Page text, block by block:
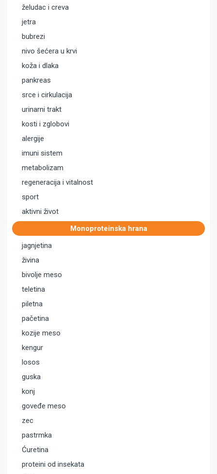
želudac i creva
jetra
bubrezi
nivo šećera u krvi
koža i dlaka
pankreas
srce i cirkulacija
urinarni trakt
kosti i zglobovi
alergije
imuni sistem
metabolizam
regeneracija i vitalnost
sport
aktivni život
Monoproteinska hrana
jagnjetina
živina
bivolje meso
teletina
piletna
pačetina
kozije meso
kengur
losos
guska
konj
goveđe meso
zec
pastrmka
Ćuretina
proteini od insekata